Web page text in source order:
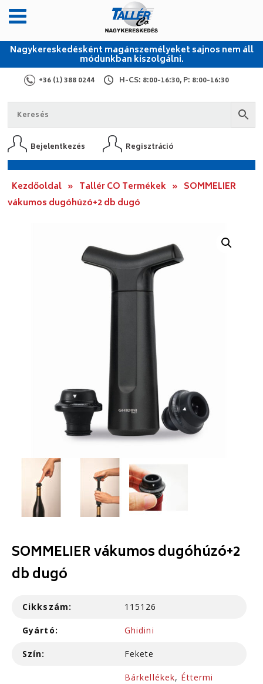
Nagykereskedésként magánszemélyeket sajnos nem áll
módunkban kiszolgálni.
+36 (1) 388 0244 H-CS: 8:00-16:30, P: 8:00-16:30
Bejelentkezés Regisztráció
Kezdőoldal » Tallér CO Termékek » SOMMELIER
vákumos dugóhúzó+2 db dugó
SOMMELIER vákumos dugóhúzó+2
db dugó
Cikkszám: 115126
Gyártó: Ghidini
Szín: Fekete
Bárkellékek, Éttermi